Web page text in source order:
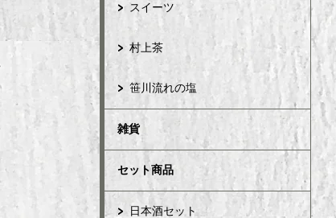
スイーツ
村上茶
笹川流れの塩
雑貨
セット商品
日本酒セット